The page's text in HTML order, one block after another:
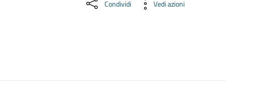
Condividi Vedi azioni